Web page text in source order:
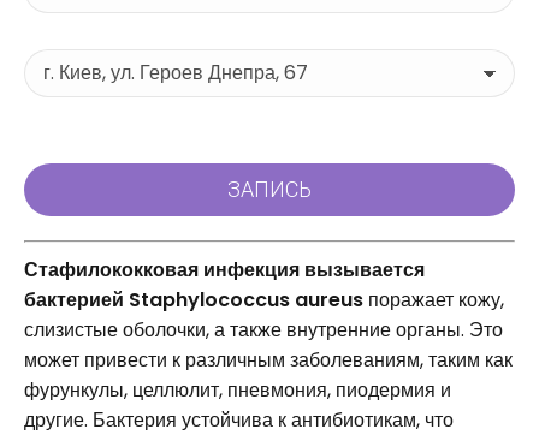
Стафилококковая инфекция вызывается
бактерией Staphylococcus aureus поражает кожу,
слизистые оболочки, а также внутренние органы. Это
может привести к различным заболеваниям, таким как
фурункулы, целлюлит, пневмония, пиодермия и
другие. Бактерия устойчива к антибиотикам, что